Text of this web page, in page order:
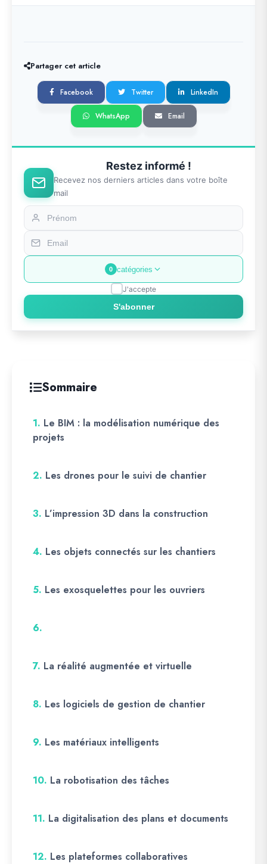
Partager cet article
Facebook Twitter LinkedIn
WhatsApp Email
Restez informé !
Recevez nos derniers articles dans votre boîte
mail
0 catégories
J'accepte
S'abonner
Sommaire
1. Le BIM : la modélisation numérique des
projets
2. Les drones pour le suivi de chantier
3. L’impression 3D dans la construction
4. Les objets connectés sur les chantiers
5. Les exosquelettes pour les ouvriers
6.
7. La réalité augmentée et virtuelle
8. Les logiciels de gestion de chantier
9. Les matériaux intelligents
10. La robotisation des tâches
11. La digitalisation des plans et documents
12. Les plateformes collaboratives